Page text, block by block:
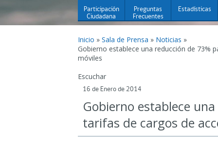
Participación
Ciudadana
Preguntas
Frecuentes
Estadísticas
Inicio » Sala de Prensa » Noticias »
Gobierno establece una reducción de 73%
móviles
Escuchar
16 de Enero de 2014
Gobierno establece
tarifas de cargos de